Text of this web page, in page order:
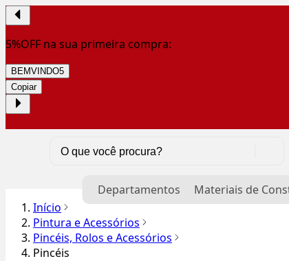
5%OFF na sua primeira compra:
BEMVINDO5
Copiar
Departamentos Materiais de
Início
Pintura e Acessórios
Pincéis, Rolos e Acessórios
Pincéis